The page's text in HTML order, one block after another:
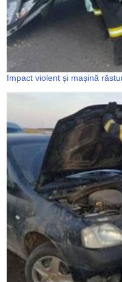
Impact violent și mașină